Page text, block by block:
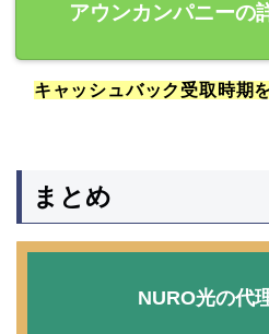
アウンカンパニーの
キャッシュバック受取時期
まとめ
NURO光の代